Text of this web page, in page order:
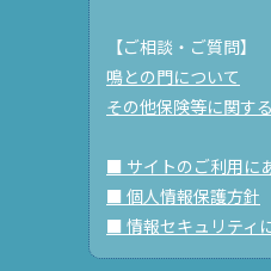
【ご相談・ご質問】
鳴との門について
その他保険等に関す
■ サイトのご利用に
■ 個人情報保護方針
■ 情報セキュリティ